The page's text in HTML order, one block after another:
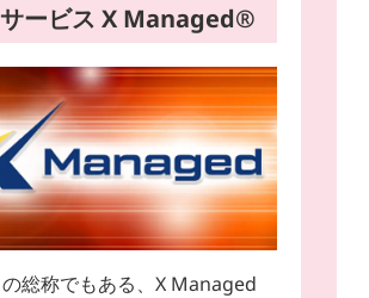
ービス X Managed®
総称でもある、X Managed